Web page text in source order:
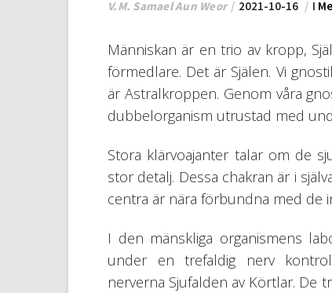
V.M. Samael Aun Weor 2021-10-16 I
Människan är en trio av kropp,
förmedlare. Det är Själen. Vi
är Astralkroppen. Genom våra
dubbelorganism utrustad med
Stora klärvoajanter talar om de
stor detalj. Dessa chakran är i
centra är nära förbundna med de
I den mänskliga organismens
under en trefaldig nerv
nerverna Sjufalden av Körtlar. De